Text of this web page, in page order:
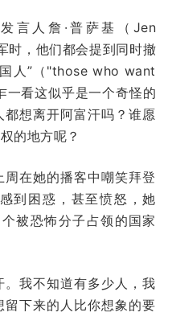
言人詹·普萨基（Jen
时，他们都会提到同时撤
人”（"those who want
看这似乎是一个奇怪的
想离开阿富汗吗？谁愿
的地方呢？
在她的播客中嘲笑拜登
到困惑，甚至愤怒，她
被恐怖分子占领的国家
我不知道有多少人，我
下来的人比你想象的要